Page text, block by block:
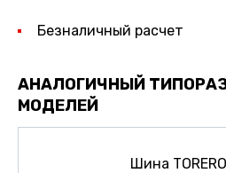
Безналичный расчет
АНАЛОГИЧНЫЙ
МОДЕЛЕЙ
Шина